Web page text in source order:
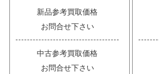
新品参考買取価格
お問合せ下さい
中古参考買取価格
お問合せ下さい